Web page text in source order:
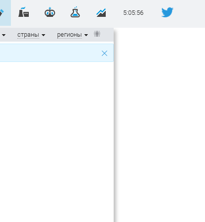
5:05:56
регионы
страны